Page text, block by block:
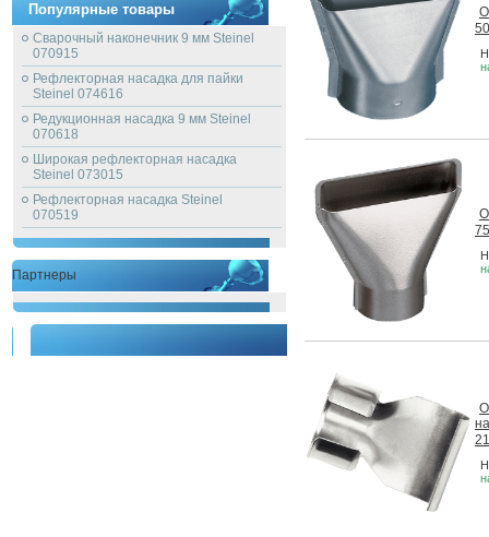
Популярные товары
Сварочный наконечник 9 мм Steinel
070915
Рефлекторная насадка для пайки
Steinel 074616
Редукционная насадка 9 мм Steinel
070618
Широкая рефлекторная насадка
Steinel 073015
Рефлекторная насадка Steinel
070519
Партнеры